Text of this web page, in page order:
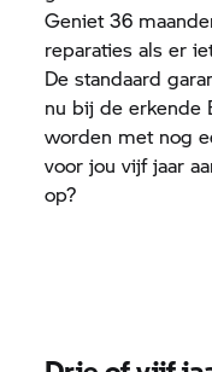
Geniet 36
reparaties als er
De standaard
nu bij de erkende
worden met nog
voor jou vijf jaar
op?